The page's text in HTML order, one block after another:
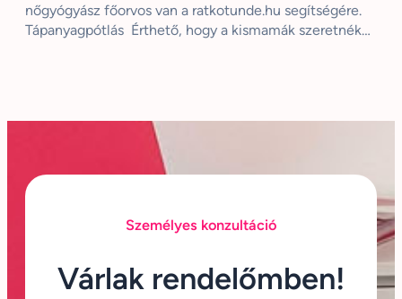
nőgyógyász főorvos van a ratkotunde.hu segítségére.
Tápanyagpótlás Érthető, hogy a kismamák szeretnék…
Személyes konzultáció
Várlak rendelőmben!